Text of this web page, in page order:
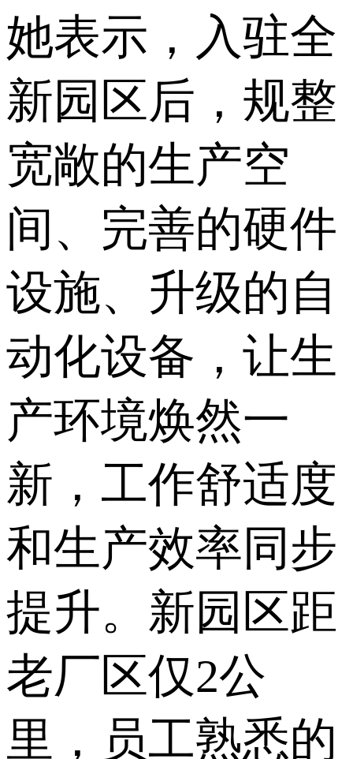
她表示，入驻全
新园区后，规整
宽敞的生产空
间、完善的硬件
设施、升级的自
动化设备，让生
产环境焕然一
新，工作舒适度
和生产效率同步
提升。新园区距
老厂区仅2公
里，员工熟悉的